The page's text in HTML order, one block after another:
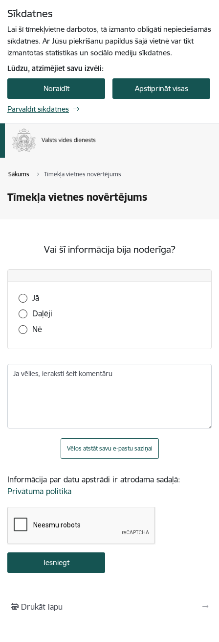
Sīkdatnes
Lai šī tīmekļvietne darbotos, tā izmanto obligāti nepieciešamās
sīkdatnes. Ar Jūsu piekrišanu papildus šajā vietnē var tikt
izmantotas statistikas un sociālo mediju sīkdatnes.
Lūdzu, atzīmējiet savu izvēli:
Noraidīt Apstiprināt visas
Pārvaldīt sīkdatnes
Sākums Tīmekļa vietnes novērtējums
Tīmekļa vietnes novērtējums
Vai šī informācija bija noderīga?
Vai šī informācija bija noderīga?
Jā
Daļēji
Nē
Ja vēlies, ieraksti šeit komentāru
Vēlos atstāt savu e-pastu saziņai
Informācija par datu apstrādi ir atrodama sadaļā:
Privātuma politika
Drukāt lapu